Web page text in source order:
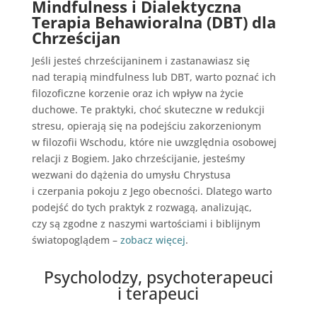
Mindfulness i Dialektyczna
Terapia Behawioralna (DBT) dla
Chrześcijan
Jeśli jesteś chrześcijaninem i zastanawiasz się
nad terapią mindfulness lub DBT, warto poznać ich
filozoficzne korzenie oraz ich wpływ na życie
duchowe. Te praktyki, choć skuteczne w redukcji
stresu, opierają się na podejściu zakorzenionym
w filozofii Wschodu, które nie uwzględnia osobowej
relacji z Bogiem. Jako chrześcijanie, jesteśmy
wezwani do dążenia do umysłu Chrystusa
i czerpania pokoju z Jego obecności. Dlatego warto
podejść do tych praktyk z rozwagą, analizując,
czy są zgodne z naszymi wartościami i biblijnym
światopoglądem – zobacz więcej.
Psycholodzy, psychoterapeuci
i terapeuci